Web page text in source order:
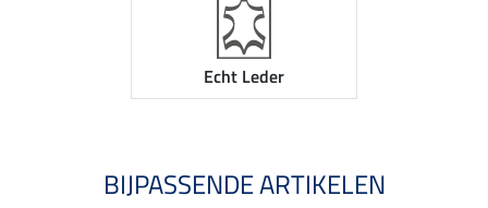
Echt Leder
BIJPASSENDE ARTIKELEN